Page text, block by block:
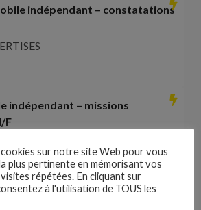
indépendant – constatations
indépendant – missions
F
H/F
sur notre site Web pour vous
plus pertinente en mémorisant vos
répétées. En cliquant sur
à l'utilisation de TOUS les